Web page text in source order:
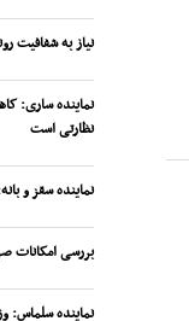
نیاز به شفافیت
نماینده ساری:
نظارتی است
نماینده سقز و
بررسی امکانات
نماینده سلماس: